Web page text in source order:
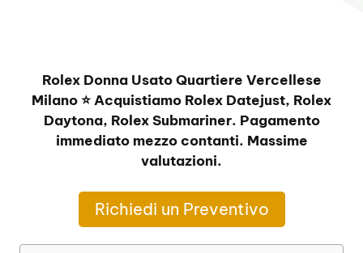
Rolex Donna Usato Quartiere Vercellese
Milano ⭐ Acquistiamo Rolex Datejust, Rolex
Daytona, Rolex Submariner. Pagamento
immediato mezzo contanti. Massime
valutazioni.
Richiedi un Preventivo